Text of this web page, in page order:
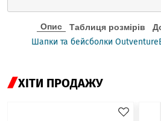
Опис Таблиця розмірів
Шапки та бейсболки Outventure
ХІТИ ПРОДАЖУ